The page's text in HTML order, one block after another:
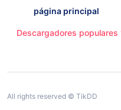
página principal
Descargadores populares
All rights reserved © TikDD